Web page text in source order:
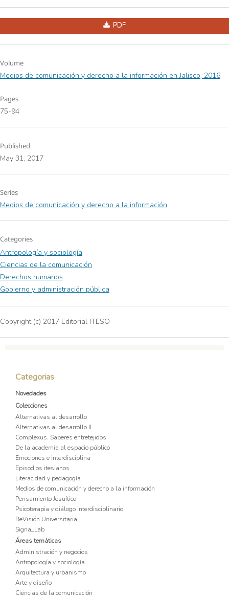
PDF
Volume
Medios de comunicación y derecho a la información en Jalisco, 2016
Pages
75-94
Published
May 31, 2017
Series
Medios de comunicación y derecho a la información
Categories
Antropología y sociología
Ciencias de la comunicación
Derechos humanos
Gobierno y administración pública
Copyright (c) 2017 Editorial ITESO
Categorias
Novedades
Colecciones
Alternativas al desarrollo
Alternativas al desarrollo II
Complexus. Saberes entretejidos
De la academia al espacio público
Emociones e interdisciplina
Episodios itesianos
Literacidad y pedagogía
Medios de comunicación y derecho a la información
Pensamiento Jesuítico
Psicoterapia y diálogo interdisciplinario
ReVisión Universitaria
Signa_Lab
Áreas temáticas
Administración y negocios
Antropología y sociología
Arquitectura y urbanismo
Arte y diseño
Ciencias de la comunicación